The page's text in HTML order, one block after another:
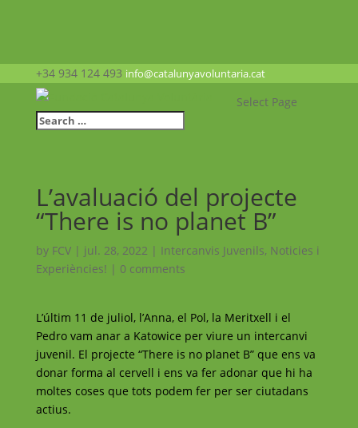
+34 934 124 493 info@catalunyavoluntaria.cat
Select Page
L’avaluació del projecte
“There is no planet B”
by FCV| jul. 28, 2022 | Intercanvis Juvenils, Noticies i
Experiències! | 0 comments
L’últim 11 de juliol, l’Anna, el Pol, la Meritxell i el
Pedro vam anar a Katowice per viure un intercanvi
juvenil. El projecte “There is no planet B” que ens va
donar forma al cervell i ens va fer adonar que hi ha
moltes coses que tots podem fer per ser ciutadans
actius.